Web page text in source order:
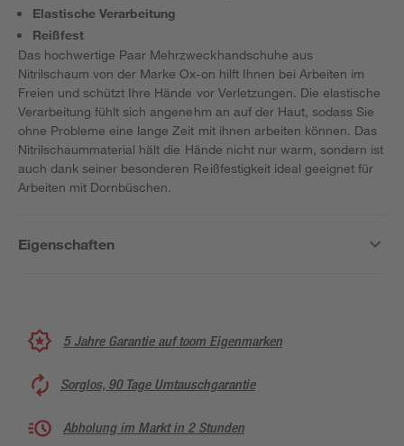
Elastische Verarbeitung
Reißfest
Das hochwertige Paar Mehrzweckhandschuhe aus
Nitrilschaum von der Marke Ox-on hilft Ihnen bei Arbeiten im
Freien und schützt Ihre Hände vor Verletzungen. Die elastische
Verarbeitung fühlt sich angenehm an auf der Haut, sodass Sie
ohne Probleme eine lange Zeit mit ihnen arbeiten können. Das
Nitrilschaummaterial hält die Hände nicht nur warm, sondern ist
auch dank seiner besonderen Reißfestigkeit ideal geeignet für
Arbeiten mit Dornbüschen.
Eigenschaften
5 Jahre Garantie auf toom Eigenmarken
Sorglos, 90 Tage Umtauschgarantie
Abholung im Markt in 2 Stunden